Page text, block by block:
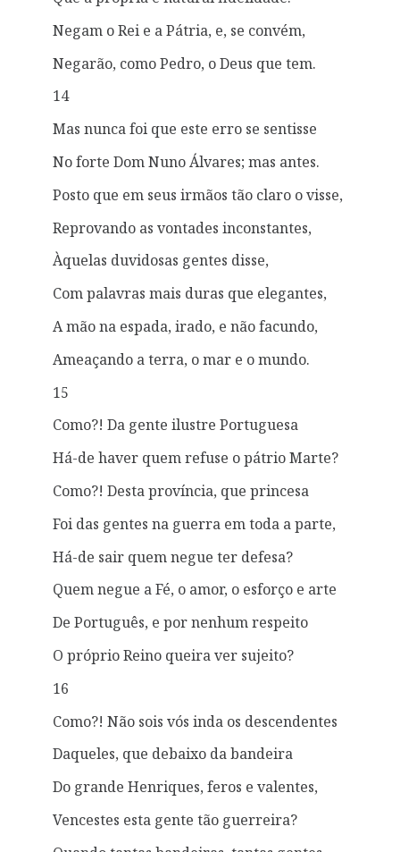
Negam o Rei e a Pátria, e, se convém,
Negarão, como Pedro, o Deus que tem.
14
Mas nunca foi que este erro se sentisse
No forte Dom Nuno Álvares; mas antes.
Posto que em seus irmãos tão claro o visse,
Reprovando as vontades inconstantes,
Àquelas duvidosas gentes disse,
Com palavras mais duras que elegantes,
A mão na espada, irado, e não facundo,
Ameaçando a terra, o mar e o mundo.
15
Como?! Da gente ilustre Portuguesa
Há-de haver quem refuse o pátrio Marte?
Como?! Desta província, que princesa
Foi das gentes na guerra em toda a parte,
Há-de sair quem negue ter defesa?
Quem negue a Fé, o amor, o esforço e arte
De Português, e por nenhum respeito
O próprio Reino queira ver sujeito?
16
Como?! Não sois vós inda os descendentes
Daqueles, que debaixo da bandeira
Do grande Henriques, feros e valentes,
Vencestes esta gente tão guerreira?